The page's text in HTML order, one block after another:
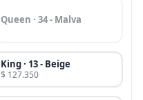
Queen · 34 - Malva
King · 13 - Beige
$ 127.350